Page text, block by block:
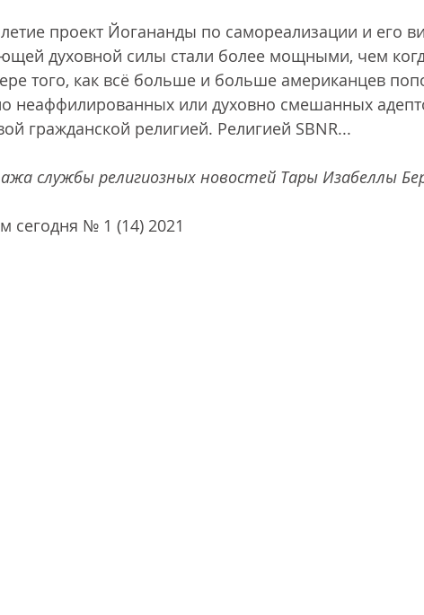
проект Йогананды по самореализации и его
духовной силы стали более мощными, чем
того, как всё больше и больше американцев
неаффилированных или духовно смешанных
гражданской религией. Религией SBNR...
службы религиозных новостей Тары Изабеллы
сегодня № 1 (14) 2021